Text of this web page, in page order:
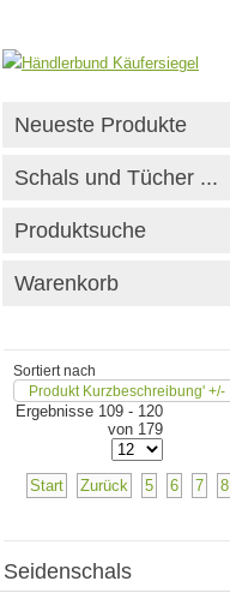
Neueste Produkte
Schals und Tücher ...
Produktsuche
Warenkorb
Sortiert nach
Produkt Kurzbeschreibung' +/-
Ergebnisse 109 - 120
von 179
Start Zurück 5 6 7 8
Seidenschals